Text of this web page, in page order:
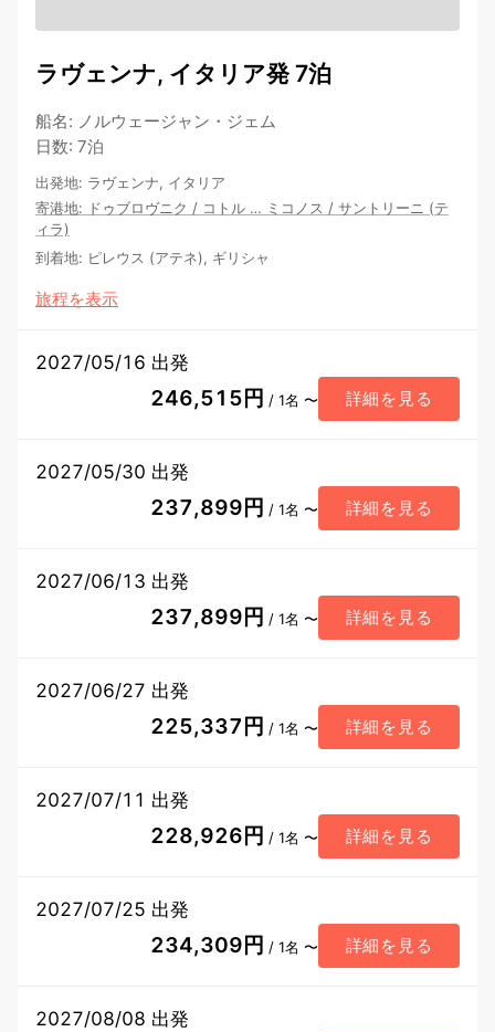
ラヴェンナ, イタリア発 7泊
船名: ノルウェージャン・ジェム
日数: 7泊
出発地: ラヴェンナ, イタリア
寄港地: ドゥブロヴニク / コトル … ミコノス / サントリーニ (テ
ィラ)
到着地: ピレウス (アテネ), ギリシャ
旅程を表示
2027/05/16 出発
246,515円 / 1名 〜 詳細を見る
2027/05/30 出発
237,899円 / 1名 〜 詳細を見る
2027/06/13 出発
237,899円 / 1名 〜 詳細を見る
2027/06/27 出発
225,337円 / 1名 〜 詳細を見る
2027/07/11 出発
228,926円 / 1名 〜 詳細を見る
2027/07/25 出発
234,309円 / 1名 〜 詳細を見る
2027/08/08 出発